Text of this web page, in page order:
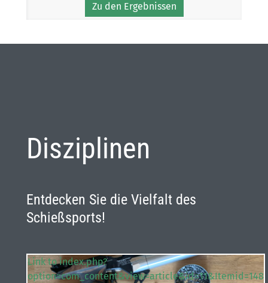
Zu den Ergebnissen
Disziplinen
Entdecken Sie die Vielfalt des
Schießsports!
Link to index.php?
option=com_content&view=article&id=11&Itemid=148